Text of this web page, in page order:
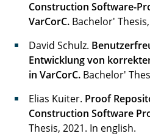
Construction Software-
VarCorC. Bachelor'
David Schulz.
Entwicklung von
in VarCorC. Bachelor'
Elias Kuiter. Proof
Construction Software
Thesis, 2021. In english.